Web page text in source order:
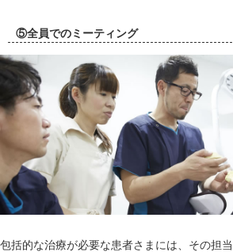
⑤全員でのミーティング
包括的な治療が必要な患者さまには、その担